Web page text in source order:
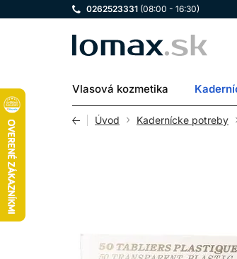
0262523331 (08:00 - 16:30)
LOMAX
Vlasová kozmetika
Úvod Kadernícke potreby